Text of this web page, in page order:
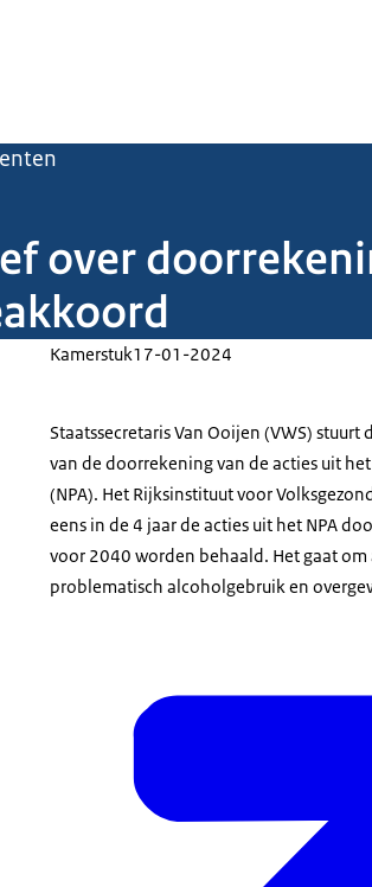
over
Kamerstuk17-01-2024
Staatssecretaris Van Ooijen (VWS) stuurt
van de doorrekening van de acties uit
(NPA). Het Rijksinstituut voor
eens in de 4 jaar de acties uit het NPA
voor 2040 worden behaald. Het gaat om
problematisch alcoholgebruik en